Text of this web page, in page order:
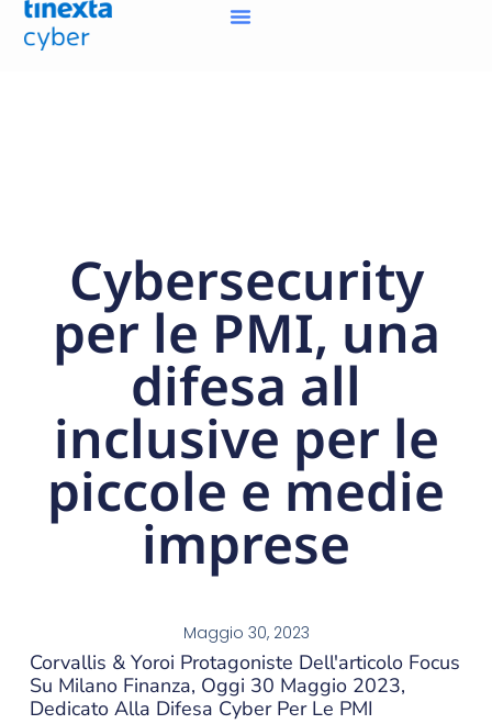
Cybersecurity
per le PMI, una
difesa all
inclusive per le
piccole e medie
imprese
Maggio 30, 2023
Corvallis & Yoroi Protagoniste Dell'articolo Focus
Su Milano Finanza, Oggi 30 Maggio 2023,
Dedicato Alla Difesa Cyber Per Le PMI